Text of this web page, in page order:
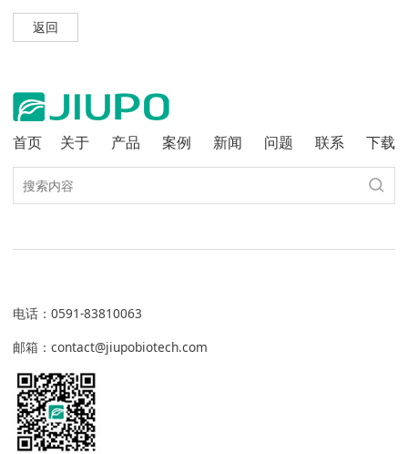
返回
首页 关于 产品 案例 新闻 问题 联系 下载
电话： 0591-83810063
邮箱：contact@jiupobiotech.com